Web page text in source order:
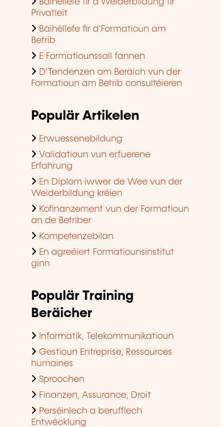
Bäihëllefe fir d'Weiderbildung fir
Privatleit
Bäihëllefe fir d'Formatioun am
Betrib
E Formatiounssall fannen
D'Tendenzen am Beräich vun der
Formatioun am Betrib consultéieren
Populär Artikelen
Erwuessenebildung
Validatioun vun erfuerene
Erfahrung
En Diplom iwwer de Wee vun der
Weiderbildung kréien
Kofinanzement vun der Formatioun
an de Betriber
Kompetenzebilan
En agreéiert Formatiounsinstitut
ginn
Populär Training
Beräicher
Informatik, Telekommunikatioun
Gestioun Entreprise, Ressources
humaines
Sproochen
Finanzen, Assurance, Droit
Perséinlech a berufflech
Entwécklung